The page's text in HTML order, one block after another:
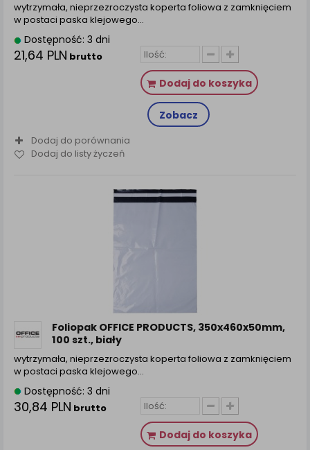
wytrzymała, nieprzezroczysta koperta foliowa z zamknięciem
w postaci paska klejowego…
Dostępność: 3 dni
21,64 PLN brutto
Dodaj do koszyka
Zobacz
Dodaj do porównania
Dodaj do listy życzeń
Foliopak OFFICE PRODUCTS, 350x460x50mm,
100 szt., biały
wytrzymała, nieprzezroczysta koperta foliowa z zamknięciem
w postaci paska klejowego…
Dostępność: 3 dni
30,84 PLN brutto
Dodaj do koszyka